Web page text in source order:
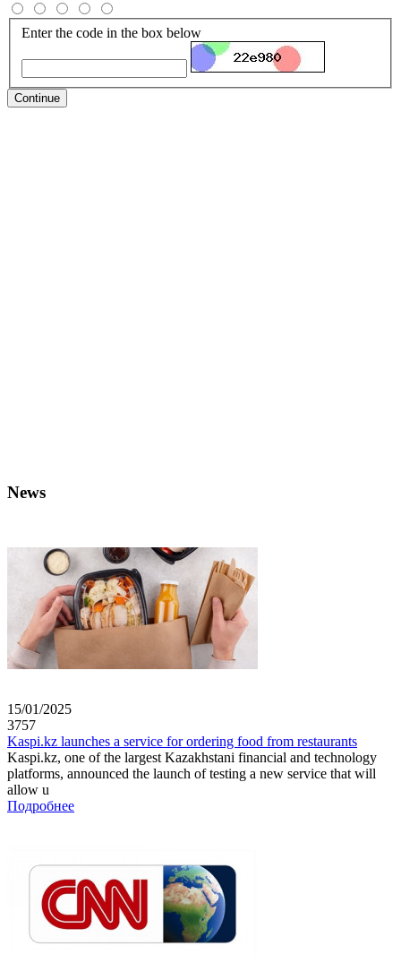
Enter the code in the box below
Continue
News
15/01/2025
3757
Kaspi.kz launches a service for ordering food from restaurants
Kaspi.kz, one of the largest Kazakhstani financial and technology
platforms, announced the launch of testing a new service that will
allow u
Подробнее